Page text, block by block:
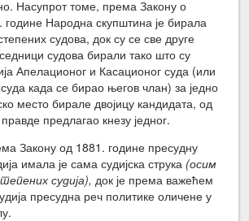
Насупрот томе, према Закону о
године Народна скупштина је бирала
судова, док су се све друге
судова бирали тако што су
Апелационог и Касационог суда (или
када се бирао његов члан) за једно
место бирале двојицу кандидата, од
предлагао кнезу једног.
Закону од 1881. године пресудну
имала је сама судијска струка (осим
судија), док је према важећем
пресудна реч политике оличене у